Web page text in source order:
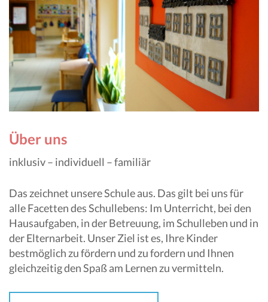
Über uns
inklusiv – individuell – familiär
Das zeichnet unsere Schule aus. Das gilt bei uns für
alle Facetten des Schullebens: Im Unterricht, bei den
Hausaufgaben, in der Betreuung, im Schulleben und in
der Elternarbeit. Unser Ziel ist es, Ihre Kinder
bestmöglich zu fördern und zu fordern und Ihnen
gleichzeitig den Spaß am Lernen zu vermitteln.